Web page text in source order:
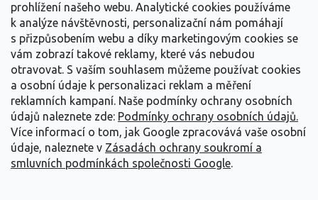
prohlížení našeho webu. Analytické cookies používáme
k analýze návštěvnosti, personalizační nám pomáhají
s přizpůsobením webu a díky marketingovým cookies se
vám zobrazí takové reklamy, které vás nebudou
otravovat. S vaším souhlasem můžeme používat cookies
a osobní údaje k personalizaci reklam a měření
reklamních kampaní. Naše podmínky ochrany osobních
údajů naleznete zde: Podmínky ochrany osobních údajů.
Více informací o tom, jak Google zpracovává vaše osobní
údaje, naleznete v Zásadách ochrany soukromí a
smluvních podmínkách společnosti Google.
Informace pro Vás
Kontakujte nás